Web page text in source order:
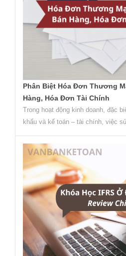
Phân Biệt Hóa Đơn Thương
Hàng, Hóa Đơn Tài Chính
Trong hoạt động kinh doanh, đặc
khẩu và kế toán – tài chính, việc